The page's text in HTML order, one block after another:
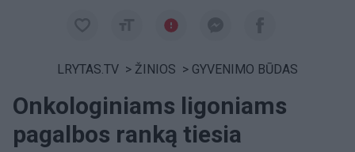
LRYTAS.TV > ŽINIOS > GYVENIMO BŪDAS
Onkologiniams ligoniams
pagalbos ranką tiesia